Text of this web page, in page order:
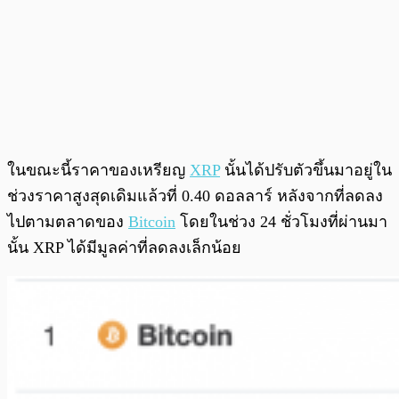
ในขณะนี้ราคาของเหรียญ XRPนั้นได้ปรับตัวขึ้นมาอยู่ใน
ช่วงราคาสูงสุดเดิมแล้วที่ 0.40 ดอลลาร์ หลังจากที่ลดลง
ไปตามตลาดของ Bitcoin โดยในช่วง 24 ชั่วโมงที่ผ่านมา
นั้น XRP ได้มีมูลค่าที่ลดลงเล็กน้อย